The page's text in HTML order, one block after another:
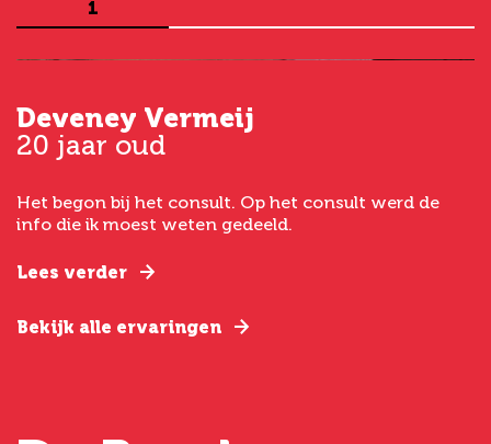
1
Deveney Vermeij
20 jaar oud
Het begon bij het consult. Op het consult werd de
info die ik moest weten gedeeld.
Lees verder
Bekijk alle ervaringen